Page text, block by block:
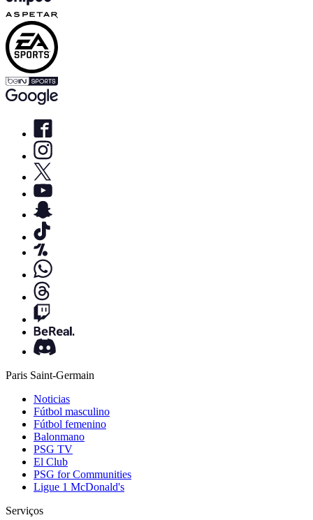
Paris Saint-Germain
Noticias
Fútbol masculino
Fútbol femenino
Balonmano
PSG TV
El Club
PSG for Communities
Ligue 1 McDonald's
Serviços